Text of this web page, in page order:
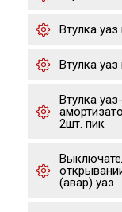
Втулка
Втулка
Втулка
2шт. пик
(авар) уаз